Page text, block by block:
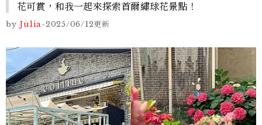
花可賞，和我一起來探索首爾繡球花景點！
by Julia-2025/06/12更新